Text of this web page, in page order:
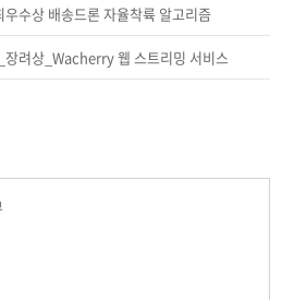
수상 배송드론 자율착륙 알고리즘
려상_Wacherry 웹 스트리밍 서비스